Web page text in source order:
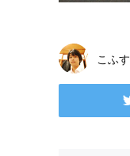
こふす